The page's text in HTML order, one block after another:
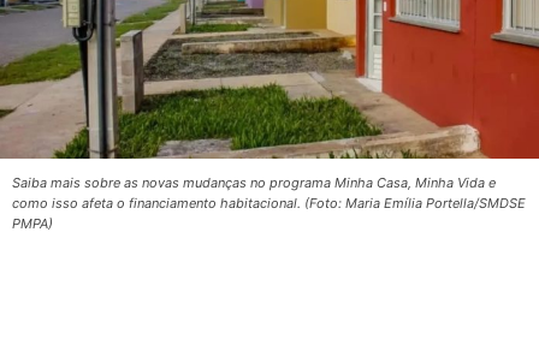
Saiba mais sobre as novas mudanças no programa Minha Casa, Minha Vida e
como isso afeta o financiamento habitacional. (Foto: Maria Emília Portella/SMDSE
PMPA)